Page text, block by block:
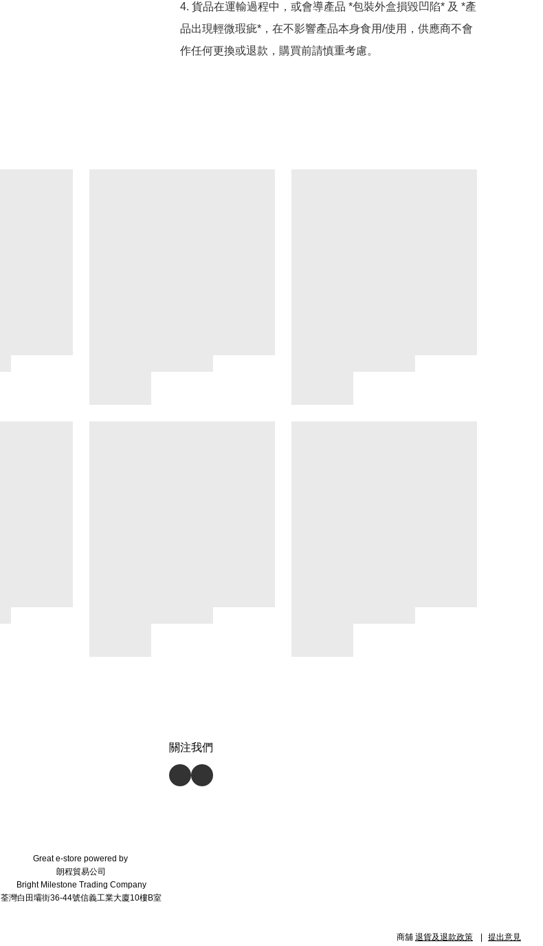
4. 貨品在運輸過程中，或會導產品 *包裝外盒損毀凹陷* 及 *產
品出現輕微瑕疵*，在不影響產品本身食用/使用，供應商不會
作任何更換或退款，購買前請慎重考慮。
關注我們
Great e-store powered by
朗程貿易公司
Bright Milestone Trading Company
荃灣白田壩街36-44號信義工業大廈10樓B室
商舖 退貨及退款政策 提出意見